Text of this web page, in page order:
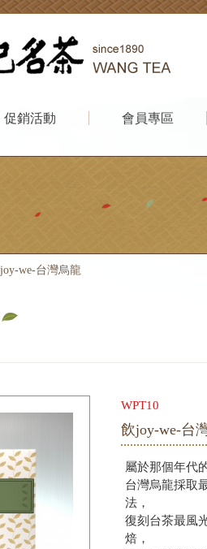
促銷活動 會員專區
we-台灣烏龍
WPT10
飲joy-we-台
屬於那個年代
台灣烏龍採取
法，
復刻台茶最風
焙，